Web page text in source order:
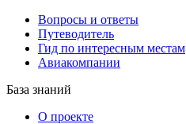
Вопросы и ответы
Путеводитель
Гид по интересным местам
Авиакомпании
База знаний
О проекте